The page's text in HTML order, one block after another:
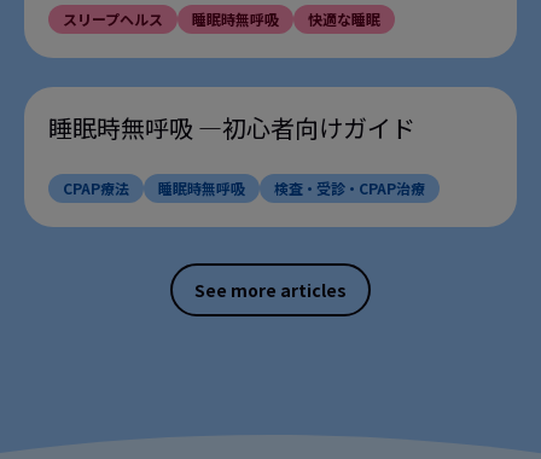
スリープヘルス 睡眠時無呼吸 快適な睡眠
睡眠時無呼吸 ―初心者向けガイド
CPAP療法 睡眠時無呼吸 検査・受診・CPAP治療
See more articles